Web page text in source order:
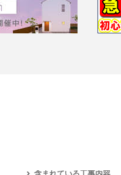
含まれている工事内容